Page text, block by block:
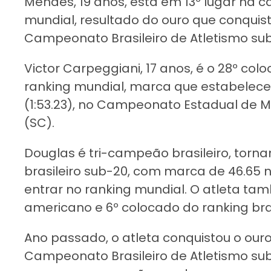
mundial, resultado do ouro que
Campeonato Brasileiro de Atletismo
Victor Carpeggiani, 17 anos, é o 28º
ranking mundial, marca que
(1:53.23), no Campeonato Estadual de
(SC).
Douglas é tri-campeão brasileiro,
brasileiro sub-20, com marca de 46.65
entrar no ranking mundial. O atleta
americano e 6º colocado do ranking
Ano passado, o atleta conquistou o
Campeonato Brasileiro de Atletismo